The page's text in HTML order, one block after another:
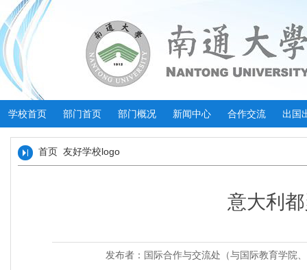
学校首页 部门首页 部门概况 新闻中心 合作交流 出国
首页 友好学校logo
意大利
发布者：国际合作与交流处（与国际教育学院